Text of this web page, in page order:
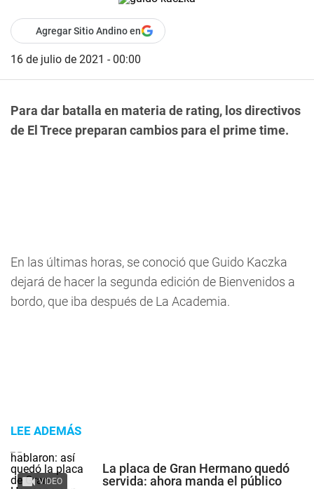
Agregar Sitio Andino en
16 de julio de 2021 - 00:00
Para dar batalla en materia de rating, los directivos
de El Trece preparan cambios para el prime time.
En las últimas horas, se conoció que Guido Kaczka
dejará de hacer la segunda edición de Bienvenidos a
bordo, que iba después de La Academia.
LEE ADEMÁS
VIDEO
La placa de Gran Hermano quedó
servida: ahora manda el público